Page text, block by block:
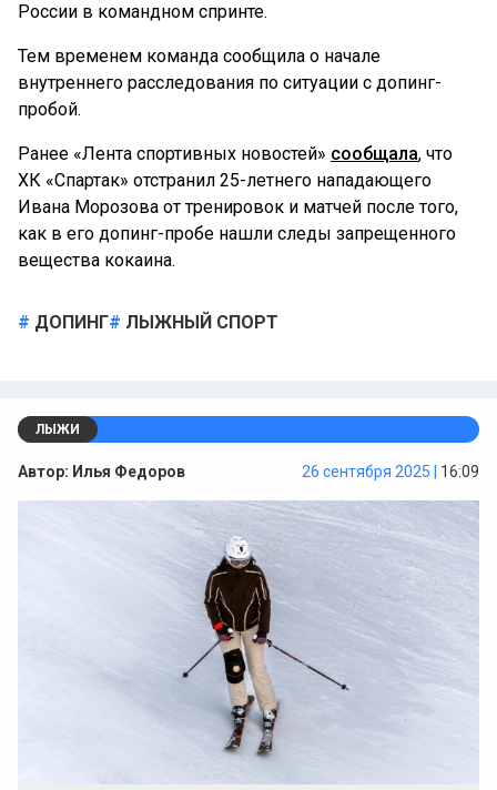
России в командном спринте.
Тем временем команда сообщила о начале
внутреннего расследования по ситуации с допинг-
пробой.
Ранее «Лента спортивных новостей» сообщала, что
ХК «Спартак» отстранил 25-летнего нападающего
Ивана Морозова от тренировок и матчей после того,
как в его допинг-пробе нашли следы запрещенного
вещества кокаина.
ДОПИНГ ЛЫЖНЫЙ СПОРТ
ЛЫЖИ
Автор: Илья Федоров 26 сентября 2025 | 16:09